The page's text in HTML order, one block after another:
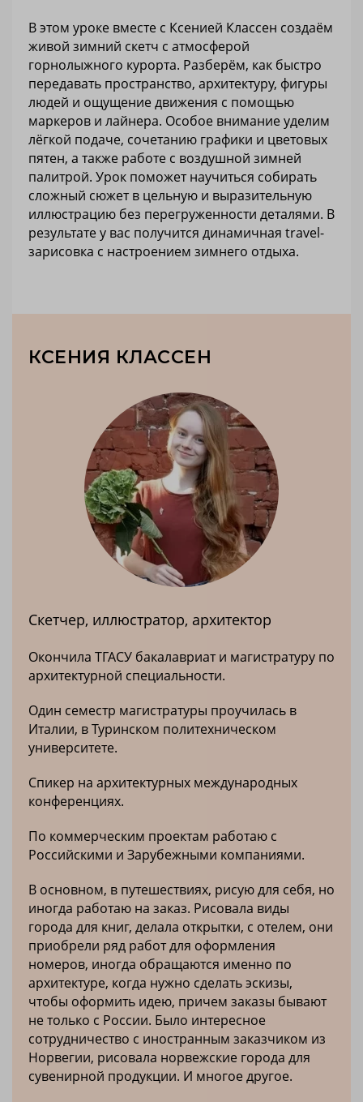
В этом уроке вместе с Ксенией Классен создаём
живой зимний скетч с атмосферой
горнолыжного курорта. Разберём, как быстро
передавать пространство, архитектуру, фигуры
людей и ощущение движения с помощью
маркеров и лайнера. Особое внимание уделим
лёгкой подаче, сочетанию графики и цветовых
пятен, а также работе с воздушной зимней
палитрой. Урок поможет научиться собирать
сложный сюжет в цельную и выразительную
иллюстрацию без перегруженности деталями. В
результате у вас получится динамичная travel-
зарисовка с настроением зимнего отдыха.
КСЕНИЯ КЛАССЕН
Скетчер, иллюстратор, архитектор
Окончила ТГАСУ бакалавриат и магистратуру по
архитектурной специальности.
Один семестр магистратуры проучилась в
Италии, в Туринском политехническом
университете.
Спикер на архитектурных международных
конференциях.
По коммерческим проектам работаю с
Российскими и Зарубежными компаниями.
В основном, в путешествиях, рисую для себя, но
иногда работаю на заказ. Рисовала виды
города для книг, делала открытки, с отелем, они
приобрели ряд работ для оформления
номеров, иногда обращаются именно по
архитектуре, когда нужно сделать эскизы,
чтобы оформить идею, причем заказы бывают
не только с России. Было интересное
сотрудничество с иностранным заказчиком из
Норвегии, рисовала норвежские города для
сувенирной продукции. И многое другое.